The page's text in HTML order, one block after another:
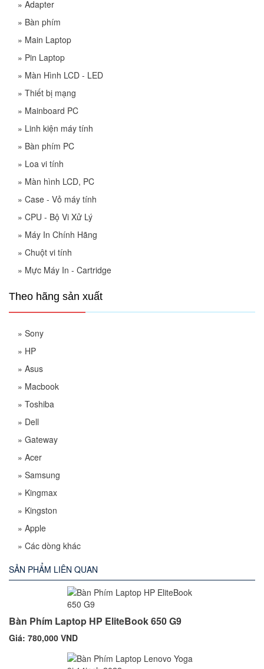
» Adapter
» Bàn phím
» Main Laptop
» Pin Laptop
» Màn Hình LCD - LED
» Thiết bị mạng
» Mainboard PC
» Linh kiện máy tính
» Bàn phím PC
» Loa vi tính
» Màn hình LCD, PC
» Case - Vỏ máy tính
» CPU - Bộ Vi Xử Lý
» Máy In Chính Hãng
» Chuột vi tính
» Mực Máy In - Cartridge
Theo hãng sản xuất
» Sony
» HP
» Asus
» Macbook
» Toshiba
» Dell
» Gateway
» Acer
» Samsung
» Kingmax
» Kingston
» Apple
» Các dòng khác
SẢN PHẨM LIÊN QUAN
Bàn Phím Laptop HP EliteBook 650 G9
Giá: 780,000 VND